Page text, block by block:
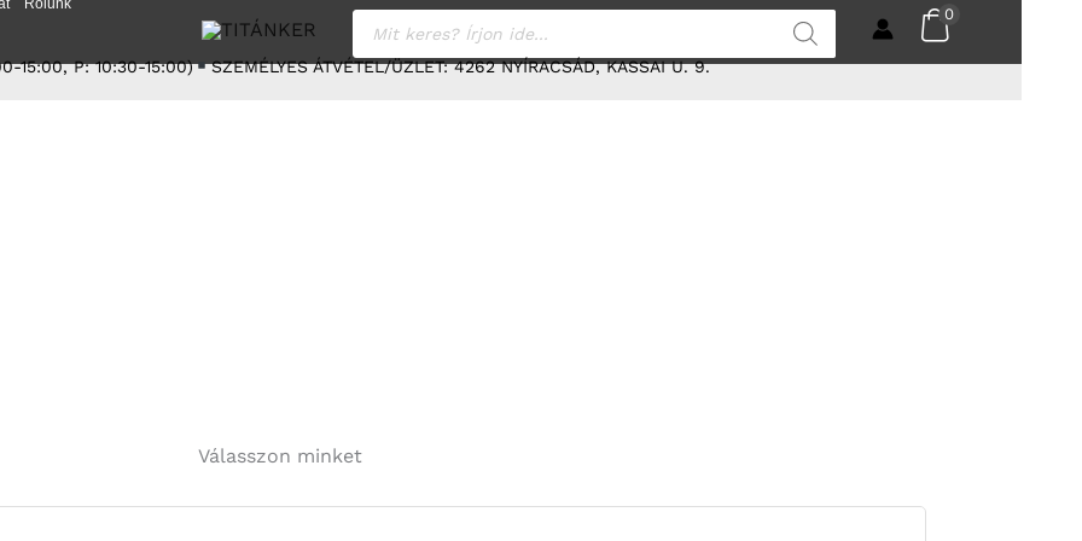
Rólunk
Products
search
0
15:00, P: 10:30-15:00) SZEMÉLYES ÁTVÉTEL/ÜZLET: 4262 NYÍRACSÁD, KASSAI U. 9.